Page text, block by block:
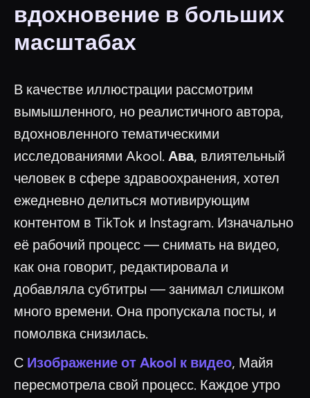
вдохновение в больших
масштабах
В качестве иллюстрации рассмотрим
вымышленного, но реалистичного автора,
вдохновленного тематическими
исследованиями Akool. Ава, влиятельный
человек в сфере здравоохранения, хотел
ежедневно делиться мотивирующим
контентом в TikTok и Instagram. Изначально
её рабочий процесс — снимать на видео,
как она говорит, редактировала и
добавляла субтитры — занимал слишком
много времени. Она пропускала посты, и
помолвка снизилась.
С Изображение от Akool к видео, Майя
пересмотрела свой процесс. Каждое утро